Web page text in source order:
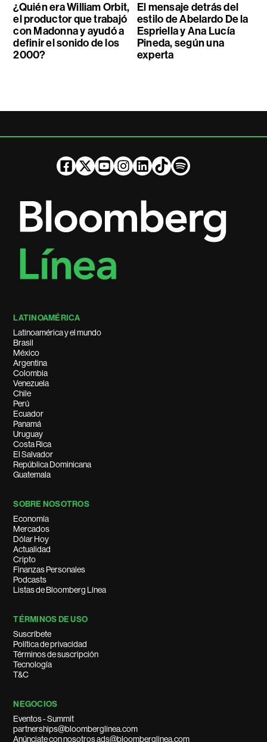
¿Quién era William Orbit,
el productor que trabajó
con Madonna y ayudó a
definir el sonido de los
2000?
El mensaje detrás del
estilo de Abelardo De la
Espriella y Ana Lucía
Pineda, según una
experta
LATINOAMÉRICA
Latinoamérica y el mundo
Brasil
México
Argentina
Colombia
Venezuela
Chile
Perú
Ecuador
Panamá
Uruguay
Costa Rica
El Salvador
República Dominicana
Guatemala
SOBRE NOSOTROS
Economía
Mercados
Dólar Hoy
Actualidad
Cripto
Finanzas Personales
Podcasts
Listas de Bloomberg Línea
TÉRMINOS DE USO
Suscríbete
Política de privacidad
Términos de suscripción
Tecnología
T&C
NEGOCIOS
Eventos - Summit
partnerships@bloomberglinea.com
Anúnciate con nosotros ads@bloomberglinea.com